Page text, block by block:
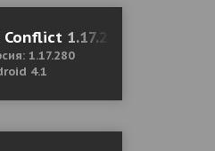
Conflict 1.17.280 Mod
1.17.280
4.1